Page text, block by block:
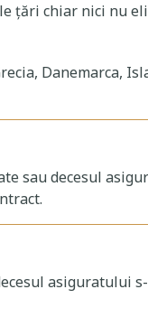
ţări chiar nici nu
Danemarca,
sau decesul
asiguratului